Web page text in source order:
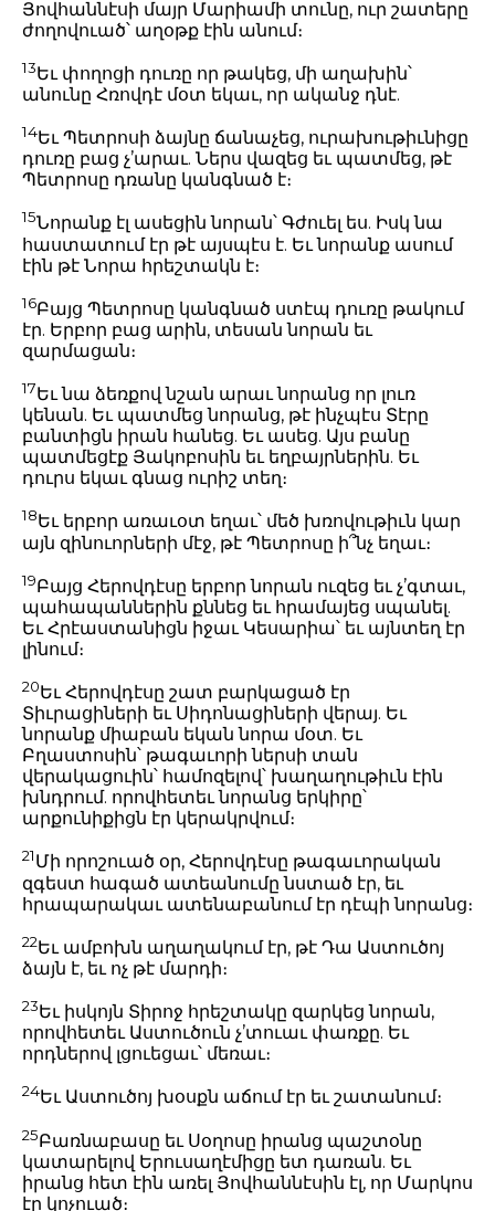
Յովհաննէսի մայր Մարիամի տունը, ուր շատերը
ժողովուած՝ աղօթք էին անում։
13Եւ փողոցի դուռը որ թակեց, մի աղախին՝
անունը Հռովդէ մօտ եկաւ, որ ականջ դնէ.
14Եւ Պետրոսի ձայնը ճանաչեց, ուրախութիւնիցը
դուռը բաց չ’արաւ. Ներս վազեց եւ պատմեց, թէ
Պետրոսը դռանը կանգնած է։
15Նորանք էլ ասեցին նորան՝ Գժուել ես. Իսկ նա
հաստատում էր թէ այսպէս է. Եւ նորանք ասում
էին թէ Նորա հրեշտակն է։
16Բայց Պետրոսը կանգնած ստէպ դուռը թակում
էր. Երբոր բաց արին, տեսան նորան եւ
զարմացան։
17Եւ նա ձեռքով նշան արաւ նորանց որ լուռ
կենան. Եւ պատմեց նորանց, թէ ինչպէս Տէրը
բանտիցն իրան հանեց. Եւ ասեց. Այս բանը
պատմեցէք Յակոբոսին եւ եղբայրներին. Եւ
դուրս եկաւ գնաց ուրիշ տեղ։
18Եւ երբոր առաւօտ եղաւ՝ մեծ խռովութիւն կար
այն զինուորների մէջ, թէ Պետրոսը ի՞նչ եղաւ։
19Բայց Հերովդէսը երբոր նորան ուզեց եւ չ’գտաւ,
պահապաններին քննեց եւ հրամայեց սպանել.
Եւ Հրէաստանիցն իջաւ Կեսարիա՝ եւ այնտեղ էր
լինում։
20Եւ Հերովդէսը շատ բարկացած էր
Տիւրացիների եւ Սիդոնացիների վերայ. Եւ
նորանք միաբան եկան նորա մօտ. Եւ
Բղաստոսին՝ թագաւորի ներսի տան
վերակացուին՝ համոզելով՝ խաղաղութիւն էին
խնդրում. որովհետեւ նորանց երկիրը՝
արքունիքիցն էր կերակրվում։
21Մի որոշուած օր, Հերովդէսը թագաւորական
զգեստ հագած ատեանումը նստած էր, եւ
հրապարակաւ ատենաբանում էր դէպի նորանց։
22Եւ ամբոխն աղաղակում էր, թէ Դա Աստուծոյ
ձայն է, եւ ոչ թէ մարդի։
23Եւ իսկոյն Տիրոջ հրեշտակը զարկեց նորան,
որովհետեւ Աստուծուն չ’տուաւ փառքը. Եւ
որդներով լցուեցաւ՝ մեռաւ։
24Եւ Աստուծոյ խօսքն աճում էր եւ շատանում։
25Բառնաբասը եւ Սօղոսը իրանց պաշտօնը
կատարելով Երուսաղէմիցը ետ դառան. Եւ
իրանց հետ էին առել Յովհաննէսին էլ, որ Մարկոս
էր կոչուած։